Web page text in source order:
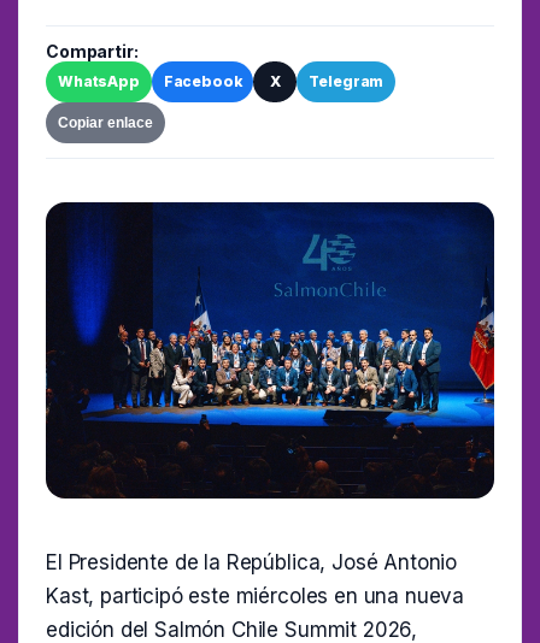
Compartir:
WhatsApp Facebook X Telegram
Copiar enlace
El Presidente de la República, José Antonio
Kast, participó este miércoles en una nueva
edición del Salmón Chile Summit 2026,